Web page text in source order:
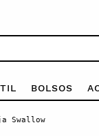
BOLSOS
Swallow